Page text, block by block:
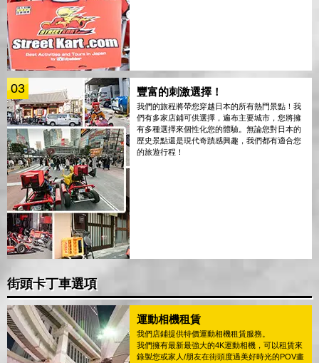
03 豐富的刺激選擇！
我們的旅程將帶您穿越日本的所有熱門景點！我
們有多家店鋪可供選擇，遍布主要城市，您將擁
有多種選擇來個性化您的體驗。無論您對日本的
歷史景點還是現代奇蹟感興趣，我們都有適合您
的旅遊行程！
街頭卡丁車選項
運動相機租賃
我們店鋪提供特價運動相機租賃服務。
我們擁有最新最強大的4K運動相機，可以租賃來
錄製您或家人/朋友在街頭度過美好時光的POV畫